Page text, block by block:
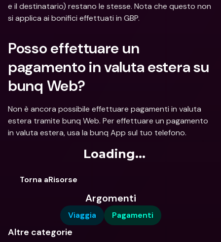
e il destinatario) restano le stesse. Nota che questo non
si applica ai bonifici effettuati in GBP.
Posso effettuare un
pagamento in valuta estera su
bunq Web?
Non è ancora possibile effettuare pagamenti in valuta
estera tramite bunq Web. Per effettuare un pagamento
in valuta estera, usa la bunq App sul tuo telefono.
Loading...
Torna aRisorse
Argomenti
Viaggia Pagamenti
Altre categorie